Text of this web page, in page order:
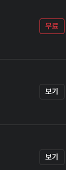
무료
보기
보기